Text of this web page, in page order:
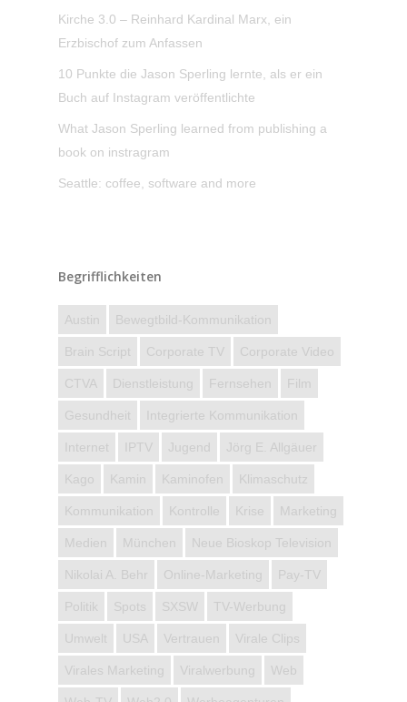
Kirche 3.0 – Reinhard Kardinal Marx, ein
Erzbischof zum Anfassen
10 Punkte die Jason Sperling lernte, als er ein
Buch auf Instagram veröffentlichte
What Jason Sperling learned from publishing a
book on instragram
Seattle: coffee, software and more
Begrifflichkeiten
Austin Bewegtbild-Kommunikation
Brain Script Corporate TV Corporate Video
CTVA Dienstleistung Fernsehen Film
Gesundheit Integrierte Kommunikation
Internet IPTV Jugend Jörg E. Allgäuer
Kago Kamin Kaminofen Klimaschutz
Kommunikation Kontrolle Krise Marketing
Medien München Neue Bioskop Television
Nikolai A. Behr Online-Marketing Pay-TV
Politik Spots SXSW TV-Werbung
Umwelt USA Vertrauen Virale Clips
Virales Marketing Viralwerbung Web